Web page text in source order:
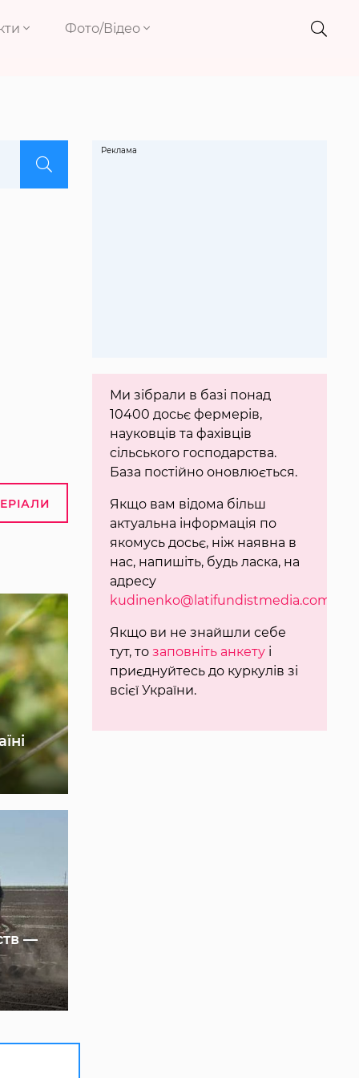
Фото/Відео
—
Ми зібрали в базі понад
10400 досьє фермерів,
науковців та фахівців
сільського господарства.
База постійно оновлюється.
Якщо вам відома більш
актуальна інформація по
якомусь досьє, ніж наявна в
нас, напишіть, будь ласка, на
адресу
kudinenko@latifundistmedia.com
Якщо ви не знайшли себе
тут, то заповніть анкетуі
приєднуйтесь до куркулів зі
всієї України.
Реклама